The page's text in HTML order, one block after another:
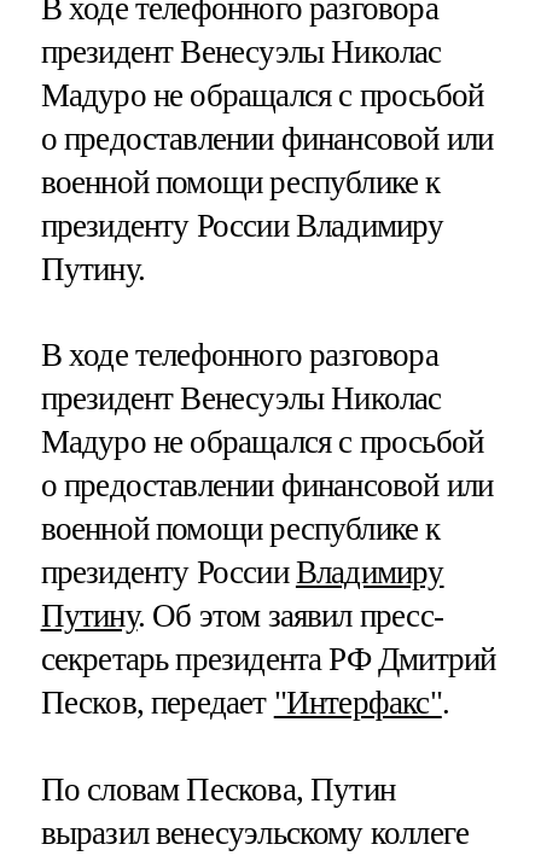
В ходе телефонного разговора
президент Венесуэлы Николас
Мадуро не обращался с просьбой
о предоставлении финансовой или
военной помощи республике к
президенту России Владимиру
Путину.
В ходе телефонного разговора
президент Венесуэлы Николас
Мадуро не обращался с просьбой
о предоставлении финансовой или
военной помощи республике к
президенту РоссииВладимиру
Путину. Об этом заявил пресс-
секретарь президента РФ Дмитрий
Песков, передает "Интерфакс".
По словам Пескова, Путин
выразил венесуэльскому коллеге